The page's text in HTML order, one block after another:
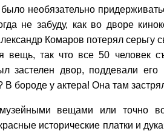
необязательно
не забуду, как во дворе
Комаров потерял серьгу
вещь, так что все 50 человек
застелен двор, поддевали его
В бороде у актера! Она там
вещами или точно
исторические платки и